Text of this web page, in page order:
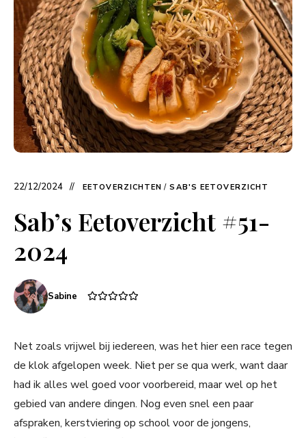
22/12/2024 EETOVERZICHTEN / SAB'S EETOVERZICHT
Sab’s Eetoverzicht #51-
2024
Sabine
Net zoals vrijwel bij iedereen, was het hier een race tegen
de klok afgelopen week. Niet per se qua werk, want daar
had ik alles wel goed voor voorbereid, maar wel op het
gebied van andere dingen. Nog even snel een paar
afspraken, kerstviering op school voor de jongens,